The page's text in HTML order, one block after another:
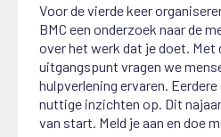
Voor de vierde keer
BMC een onderzoek naar de
over het werk dat je doet. Met
uitgangspunt vragen we
hulpverlening ervaren.
nuttige inzichten op. Dit
van start. Meld je aan en doe